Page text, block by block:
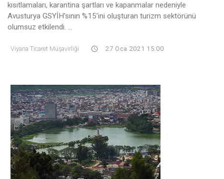
kısıtlamaları, karantina şartları ve kapanmalar nedeniyle
Avusturya GSYİH’sının %15’ini oluşturan turizm sektörünü
olumsuz etkilendi. ...
Viyana Ticaret Müşavirliği 27 Oca 2021 15:00